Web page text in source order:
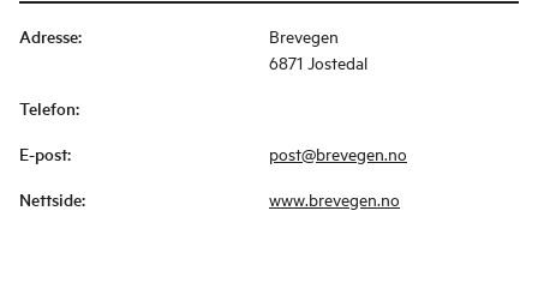
Adresse:
Brevegen
6871 Jostedal
Telefon:
E-post: post@brevegen.no
Nettside: www.brevegen.no